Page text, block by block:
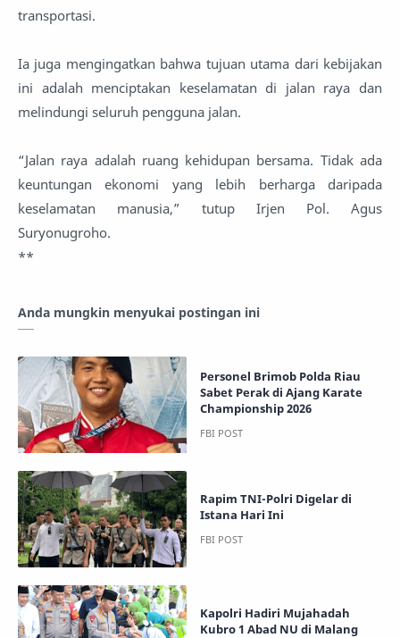
transportasi.
Ia juga mengingatkan bahwa tujuan utama dari kebijakan
ini adalah menciptakan keselamatan di jalan raya dan
melindungi seluruh pengguna jalan.
“Jalan raya adalah ruang kehidupan bersama. Tidak ada
keuntungan ekonomi yang lebih berharga daripada
keselamatan manusia,” tutup Irjen Pol. Agus
Suryonugroho.
**
Anda mungkin menyukai postingan ini
Personel Brimob Polda Riau
Sabet Perak di Ajang Karate
Championship 2026
Rapim TNI-Polri Digelar di
Istana Hari Ini
Kapolri Hadiri Mujahadah
Kubro 1 Abad NU di Malang